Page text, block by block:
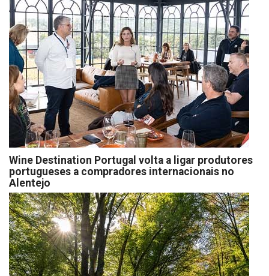
Wine Destination Portugal volta a ligar produtores
portugueses a compradores internacionais no
Alentejo